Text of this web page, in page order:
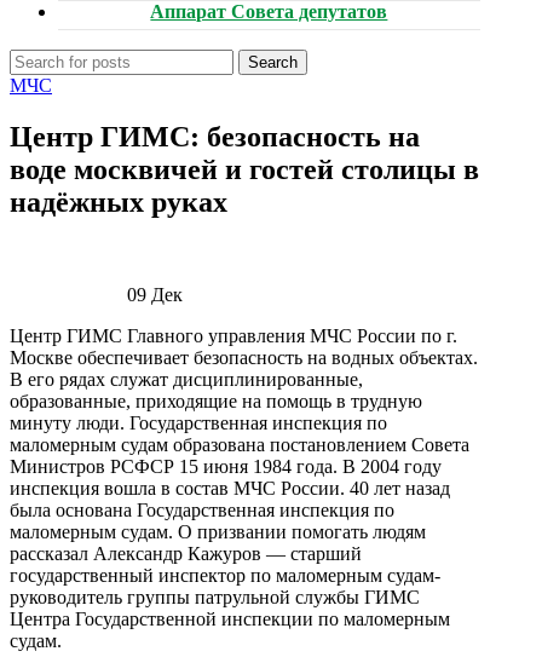
Аппарат Совета депутатов
Search
МЧС
Центр ГИМС: безопасность на
воде москвичей и гостей столицы в
надёжных руках
09 Дек
Центр ГИМС Главного управления МЧС России по г.
Москве обеспечивает безопасность на водных объектах.
В его рядах служат дисциплинированные,
образованные, приходящие на помощь в трудную
минуту люди. Государственная инспекция по
маломерным судам образована постановлением Совета
Министров РСФСР 15 июня 1984 года. В 2004 году
инспекция вошла в состав МЧС России. 40 лет назад
была основана Государственная инспекция по
маломерным судам. О призвании помогать людям
рассказал Александр Кажуров — старший
государственный инспектор по маломерным судам-
руководитель группы патрульной службы ГИМС
Центра Государственной инспекции по маломерным
судам.